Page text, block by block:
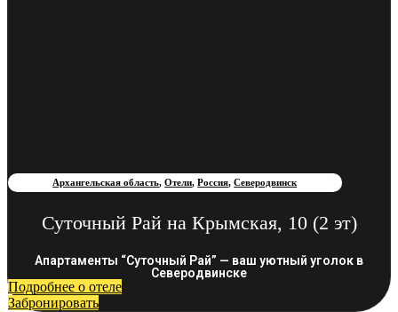
Архангельская область,Отели,Россия,Северодвинск
Суточный Рай на Крымская, 10 (2 эт)
Апартаменты “Суточный Рай” — ваш уютный уголок в
Северодвинске
Подробнее о отеле
Забронировать